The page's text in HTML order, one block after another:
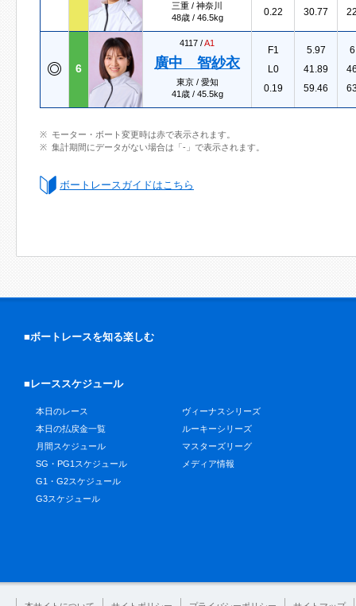
三重 / 神奈川
48歳 / 46.5kg
0.22
30.77
6
4117 /A1
廣中 智紗衣
東京 / 愛知
41歳 / 45.5kg
F1
L0
0.19
5.97
41.89
59.46
モーター・ボート変更時は赤で表示されます。
集計期間にデータがない場合は「-」で表示されます。
ボートレースガイドはこちら
■ボートレースを知る楽しむ
■レーススケジュール
本日のレース
本日の払戻金一覧
月間スケジュール
SG・PG1スケジュール
G1・G2スケジュール
G3スケジュール
ヴィーナスシリーズ
ルーキーシリーズ
マスターズリーグ
メディア情報